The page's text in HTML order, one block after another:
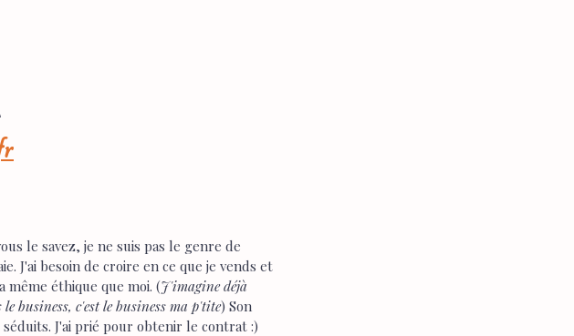
le savez, je ne suis pas le genre de
J'ai besoin de croire en ce que je vends et
éthique que moi. (J'imagine déjà
business, c'est le business ma p'tite) Son
J'ai prié pour obtenir le contrat :)